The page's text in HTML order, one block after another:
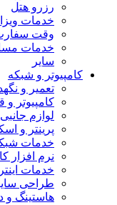
رزرو هتل
خدمات ویزا
وقت
خدمات
سایر
کامپیوتر و شبکه
تعمیر و
کامپیوتر
لوازم جانبی
پرینتر و
خدمات
نرم افزار
خدمات
طراحی
هاستینگ و